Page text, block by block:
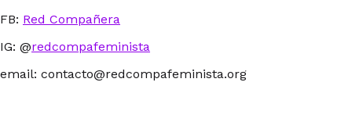
FB: Red Compañera
IG: @redcompafeminista
email: contacto@redcompafeminista.org